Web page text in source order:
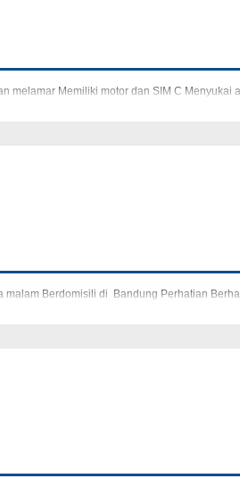
melamar Memiliki motor dan SIM C Menyukai
malam Berdomisili di Bandung Perhatian